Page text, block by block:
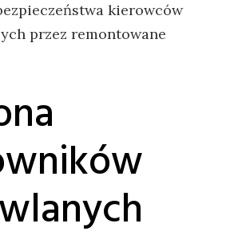
kierowców
przez remontowane